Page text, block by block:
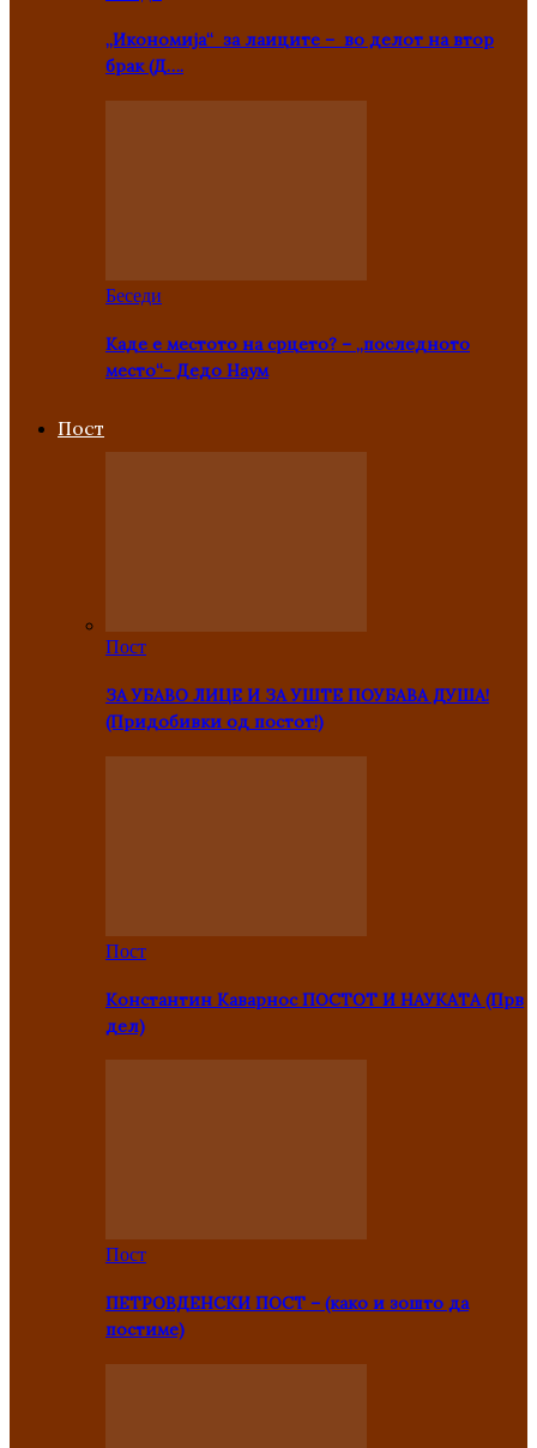
„Икономија“ за лаиците – во делот на втор
брак (Д….
Беседи
Каде е местото на срцето? – „последното
место“- Дедо Наум
Пост
Пост
ЗА УБАВО ЛИЦЕ И ЗА УШТЕ ПОУБАВА ДУША!
(Придобивки од постот!)
Пост
Константин Каварнос ПОСТОТ И НАУКАТА (Прв
дел)
Пост
ПЕТРОВДЕНСКИ ПОСТ – (како и зошто да
постиме)